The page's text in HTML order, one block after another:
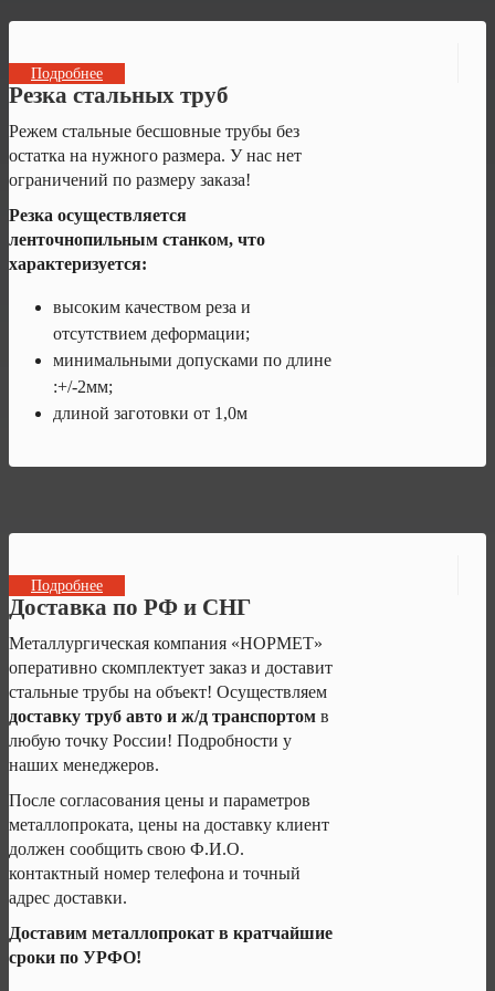
Подробнее
Резка стальных труб
Режем стальные бесшовные трубы без
остатка на нужного размера. У нас нет
ограничений по размеру заказа!
Резка осуществляется
ленточнопильным станком, что
характеризуется:
высоким качеством реза и
отсутствием деформации;
минимальными допусками по длине
:+/-2мм;
длиной заготовки от 1,0м
Подробнее
Доставка по РФ и СНГ
Металлургическая компания «НОРМЕТ»
оперативно скомплектует заказ и доставит
стальные трубы на объект! Осуществляем
доставку труб авто и ж/д транспортом в
любую точку России! Подробности у
наших менеджеров.
После согласования цены и параметров
металлопроката, цены на доставку клиент
должен сообщить свою Ф.И.О.
контактный номер телефона и точный
адрес доставки.
Доставим металлопрокат в кратчайшие
сроки по УРФО!